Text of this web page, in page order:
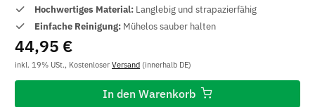
Hochwertiges Material: Langlebig und strapazierfähig
Einfache Reinigung: Mühelos sauber halten
44,95 €
inkl. 19% USt., Kostenloser Versand (innerhalb DE)
In den Warenkorb